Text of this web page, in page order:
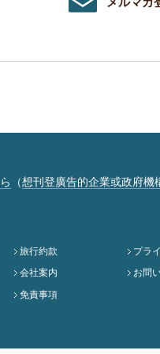
（想刊登廣告的企業或政府機
旅行約款
会社案内
免責事項
プラ
お問